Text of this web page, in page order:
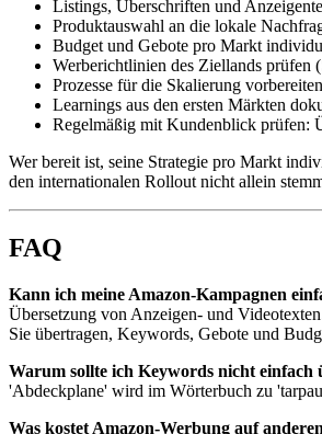
Listings, Überschriften und
Produktauswahl an die lokale
Budget und Gebote pro Markt
Werberichtlinien des Ziellands
Prozesse für die Skalierung
Learnings aus den ersten Märkten
Regelmäßig mit Kundenblick prüfen:
Wer bereit ist, seine Strategie pro Markt
den internationalen Rollout nicht allein
FAQ
Kann ich meine Amazon-Kampagnen
Übersetzung von Anzeigen- und
Sie übertragen, Keywords, Gebote und
Warum sollte ich Keywords nicht einfach
'Abdeckplane' wird im Wörterbuch zu
Was kostet Amazon-Werbung auf